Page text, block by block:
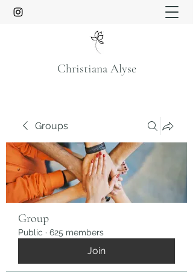
Christiana Alyse
Groups
Group
Public · 625 members
Join